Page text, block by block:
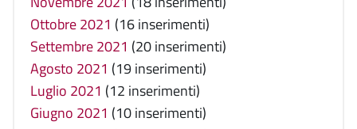
Ottobre 2021 (16 inserimenti)
Settembre 2021 (20 inserimenti)
Agosto 2021 (19 inserimenti)
Luglio 2021 (12 inserimenti)
Giugno 2021 (10 inserimenti)